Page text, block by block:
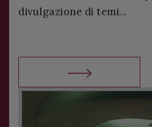
temi...